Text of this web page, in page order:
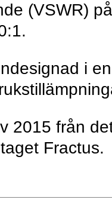
(VSWR) på
i en
2015 från
Fractus.